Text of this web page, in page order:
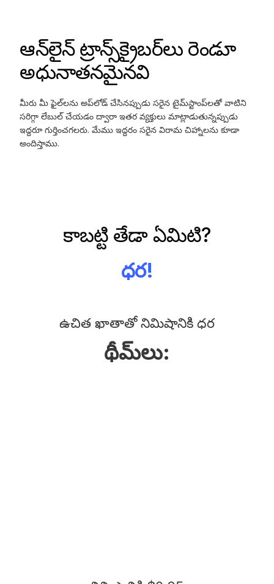
ఆన్‌లైన్ ట్రాన్స్‌క్రైబర్‌లు రెండూ
అధునాతనమైనవి
మీరు మీ ఫైల్‌లను అప్‌లోడ్ చేసినప్పుడు సరైన టైమ్‌స్టాంప్‌లతో వాటిని
సరిగ్గా లేబుల్ చేయడం ద్వారా ఇతర వ్యక్తులు మాట్లాడుతున్నప్పుడు
ఇద్దరూ గుర్తించగలరు. మేము ఇద్దరం సరైన విరామ చిహ్నాలను కూడా
అందిస్తాము.
కాబట్టి తేడా ఏమిటి?
ధర!
ఉచిత ఖాతాతో నిమిషానికి ధర
థీమ్‌లు: